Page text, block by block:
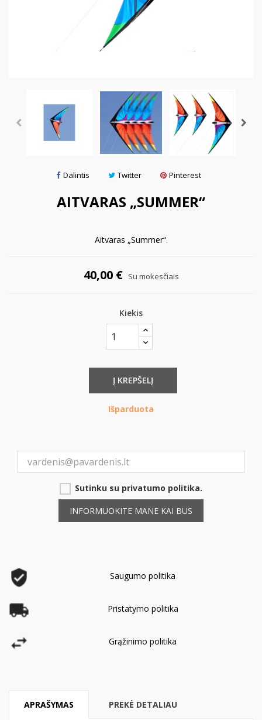
Dalintis Twitter Pinterest
AITVARAS „SUMMER“
Aitvaras „Summer“.
40,00 € Su mokesčiais
Kiekis
Į KREPŠELĮ
Išparduota
Sutinku su privatumo politika.
INFORMUOKITE MANE KAI BUS
Saugumo politika
Pristatymo politika
Grąžinimo politika
APRAŠYMAS PREKĖ DETALIAU